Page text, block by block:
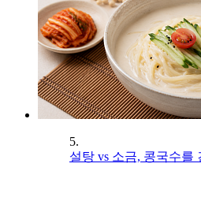
5.
설탕 vs 소금, 콩국수를